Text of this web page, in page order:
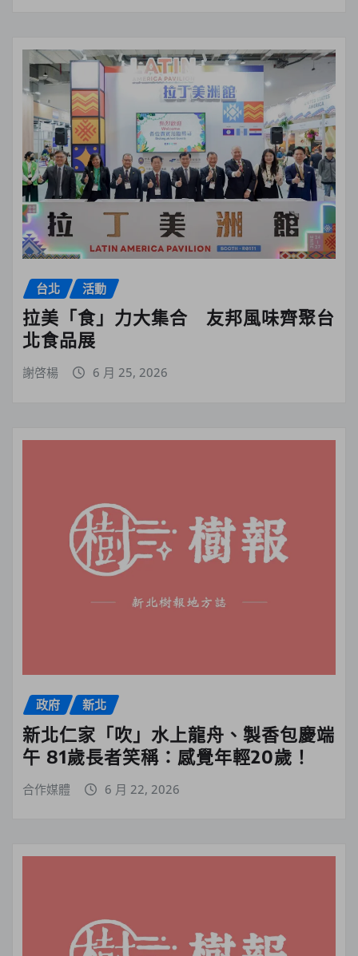
台北 活動
拉美「食」力大集合 友邦風味齊聚台
北食品展
謝啓楊 6 月 25, 2026
政府 新北
新北仁家「吹」水上龍舟、製香包慶端
午 81歲長者笑稱：感覺年輕20歲！
合作媒體 6 月 22, 2026